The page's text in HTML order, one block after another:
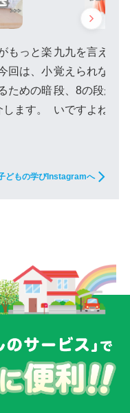
もっと楽
回は、小
ための暗
ます。
九九を言えな
覚えられない
段、8の段が苦
いですよね。
どもの学びInstagramへ